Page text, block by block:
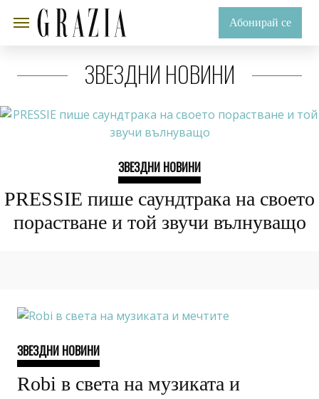
Абонирай се
ЗВЕЗДНИ НОВИНИ
ЗВЕЗДНИ НОВИНИ
PRЕSSIE пише саундтрака на своето
порастване и той звучи вълнуващо
ЗВЕЗДНИ НОВИНИ
Robi в света на музиката и